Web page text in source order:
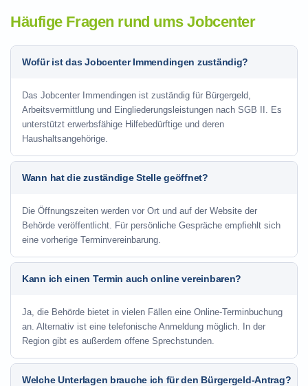
Häufige Fragen rund ums Jobcenter
Wofür ist das Jobcenter Immendingen zuständig?
Das Jobcenter Immendingen ist zuständig für Bürgergeld,
Arbeitsvermittlung und Eingliederungsleistungen nach SGB II. Es
unterstützt erwerbsfähige Hilfebedürftige und deren
Haushaltsangehörige.
Wann hat die zuständige Stelle geöffnet?
Die Öffnungszeiten werden vor Ort und auf der Website der
Behörde veröffentlicht. Für persönliche Gespräche empfiehlt sich
eine vorherige Terminvereinbarung.
Kann ich einen Termin auch online vereinbaren?
Ja, die Behörde bietet in vielen Fällen eine Online-Terminbuchung
an. Alternativ ist eine telefonische Anmeldung möglich. In der
Region gibt es außerdem offene Sprechstunden.
Welche Unterlagen brauche ich für den Bürgergeld-Antrag?